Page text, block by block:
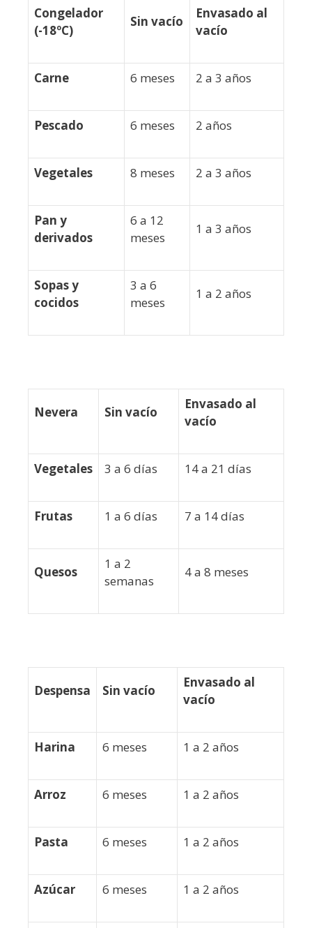
Congelador
(-18ºC)
Sin vacío
Envasado al
vacío
Carne 6 meses 2 a 3 años
Pescado 6 meses 2 años
Vegetales 8 meses 2 a 3 años
Pan y
derivados
6 a 12
meses
1 a 3 años
Sopas y
cocidos
3 a 6
meses
1 a 2 años
Nevera Sin vacío
Envasado al
vacío
Vegetales 3 a 6 días 14 a 21 días
Frutas 1 a 6 días 7 a 14 días
Quesos
1 a 2
semanas
4 a 8 meses
Despensa Sin vacío
Envasado al
vacío
Harina 6 meses 1 a 2 años
Arroz 6 meses 1 a 2 años
Pasta 6 meses 1 a 2 años
Azúcar 6 meses 1 a 2 años